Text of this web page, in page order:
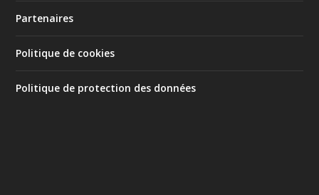
Partenaires
Politique de cookies
Politique de protection des données